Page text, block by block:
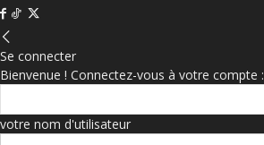
Se connecter
Bienvenue ! Connectez-vous à votre compte :
votre nom d'utilisateur